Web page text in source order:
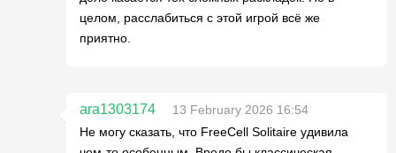
целом, расслабиться с этой игрой всё же
приятно.
ara1303174
13 February 2026 16:54
Не могу сказать, что FreeCell Solitaire удивила